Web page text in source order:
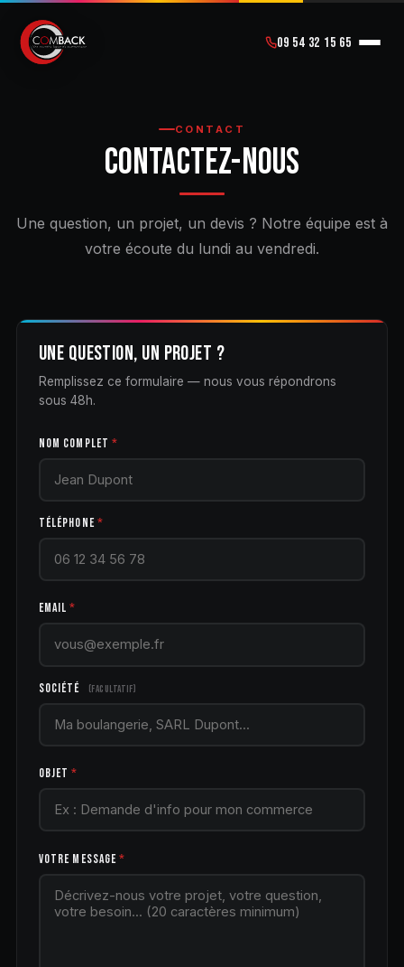
09 54 32 15 65
CONTACT
CONTACTEZ-NOUS
Une question, un projet, un devis ? Notre équipe est à
votre écoute du lundi au vendredi.
UNE QUESTION, UN PROJET ?
Remplissez ce formulaire — nous vous répondrons
sous 48h.
NOM COMPLET *
TÉLÉPHONE *
EMAIL*
SOCIÉTÉ (facultatif)
OBJET*
VOTRE MESSAGE*